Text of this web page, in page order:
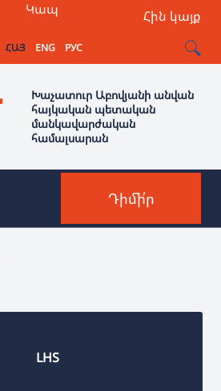
Հին կայք
Կապ
ՀԱՅ ENG РУС
Խաչատուր Աբովյանի անվան
հայկական պետական
մանկավարժական
համալսարան
Դիմի՛ր
LHS